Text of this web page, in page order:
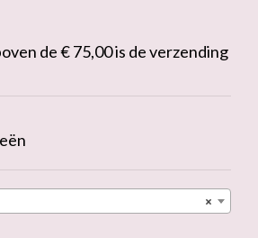
de € 75,00 is de verzending
×